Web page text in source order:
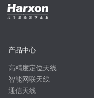
产品中心
高精度定位天线
智能网联天线
通信天线